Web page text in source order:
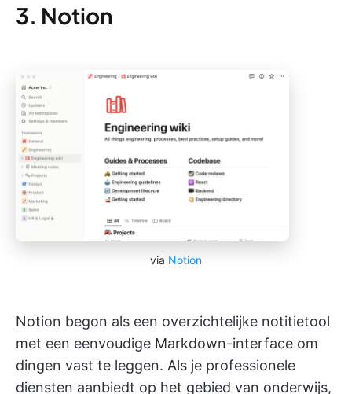
3. Notion
via Notion
Notion begon als een overzichtelijke notitietool
met een eenvoudige Markdown-interface om
dingen vast te leggen. Als je professionele
diensten aanbiedt op het gebied van onderwijs,